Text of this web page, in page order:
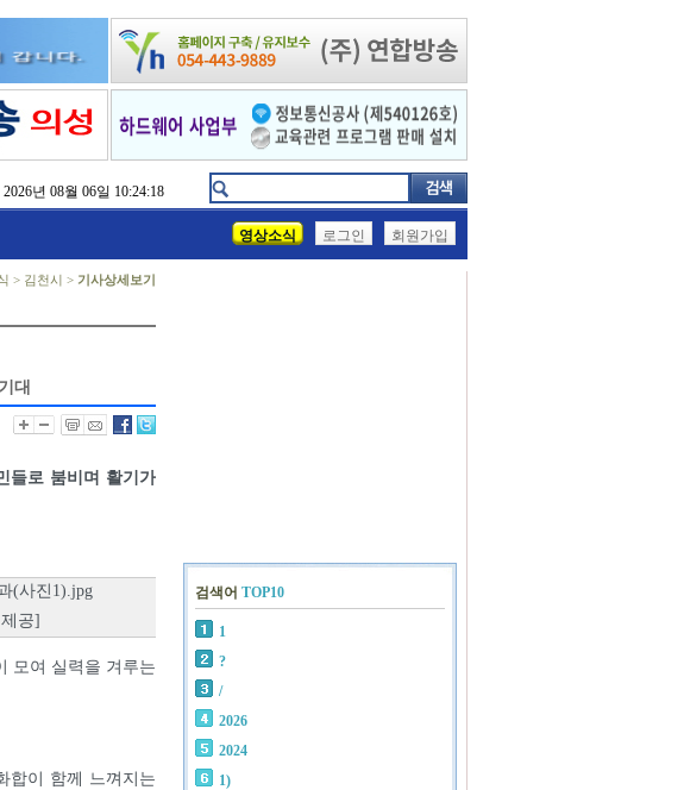
2026년 08월 06일 10:24:18
영상소식 로그인 회원가입
> 김천시 > 기사상세보기
대
들로 붐비며 활기가
공]
모여 실력을 겨루는
합이 함께 느껴지는
검색어 TOP10
1
?
/
2026
2024
1)